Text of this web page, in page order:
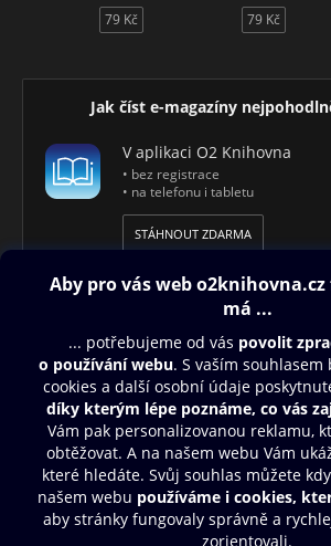
79 Kč 79 Kč
Jak číst e-magazíny
V aplikaci O2 Knihovna
• bez registrace
• na telefonu i tabletu
STÁHNOUT ZDARMA
Obsah ke stažení
Moje O2 Knihovna
Další zábava